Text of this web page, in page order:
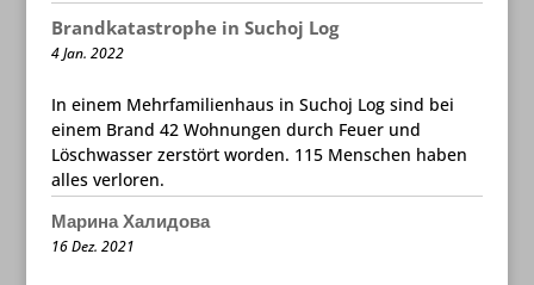
Brandkatastrophe in Suchoj Log
4 Jan. 2022
In einem Mehrfamilienhaus in Suchoj Log sind bei
einem Brand 42 Wohnungen durch Feuer und
Löschwasser zerstört worden. 115 Menschen haben
alles verloren.
Марина Халидова
16 Dez. 2021